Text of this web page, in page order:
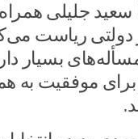
سعید جلیلی
دولتی ریاست
بسیار
موفقیت به